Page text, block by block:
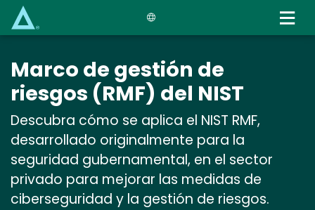
content
Marco de gestión de
riesgos (RMF) del NIST
Descubra cómo se aplica el NIST RMF,
desarrollado originalmente para la
seguridad gubernamental, en el sector
privado para mejorar las medidas de
ciberseguridad y la gestión de riesgos.